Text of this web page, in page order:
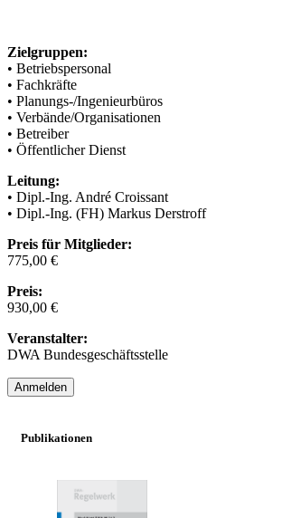
Zielgruppen:
• Betriebspersonal
• Fachkräfte
• Planungs-/Ingenieurbüros
• Verbände/Organisationen
• Betreiber
• Öffentlicher Dienst
Leitung:
• Dipl.-Ing. André Croissant
• Dipl.-Ing. (FH) Markus Derstroff
Preis für Mitglieder:
775,00 €
Preis:
930,00 €
Veranstalter:
DWA Bundesgeschäftsstelle
Anmelden
Publikationen